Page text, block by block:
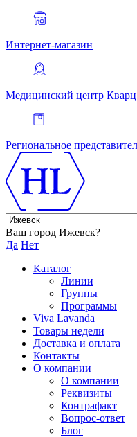
Интернет-магазин
Медицинский центр Кварц
Региональное
Ваш город Ижевск?
Да Нет
Каталог
Линии
Группы
Программы
Viva Lavanda
Товары недели
Доставка и оплата
Контакты
О компании
О компании
Реквизиты
Контрафакт
Вопрос-ответ
Блог